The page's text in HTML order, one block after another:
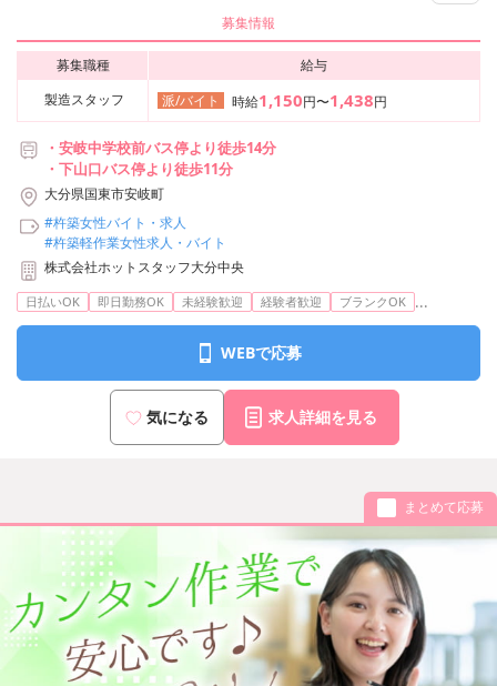
募集情報
募集職種
給与
製造スタッフ
派/バイト 時給1,150円〜1,438円
・安岐中学校前バス停より徒歩14分
・下山口バス停より徒歩11分
大分県国東市安岐町
#杵築女性バイト・求人
#杵築軽作業女性求人・バイト
株式会社ホットスタッフ大分中央
日払いOK 即日勤務OK 未経験歓迎 経験者歓迎 ブランクOK ...
WEBで応募
気になる 求人詳細を見る
まとめて応募